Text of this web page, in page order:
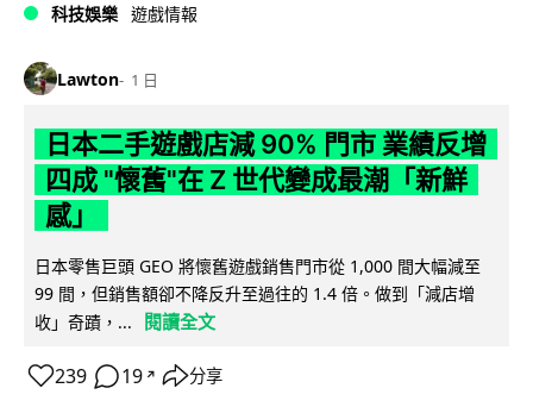
科技娛樂 遊戲情報
Lawton 1 日
日本二手遊戲店減 90% 門市 業績反增
四成 "懷舊"在 Z 世代變成最潮「新鮮
感」
日本零售巨頭 GEO 將懷舊遊戲銷售門市從 1,000 間大幅減至
99 間，但銷售額卻不降反升至過往的 1.4 倍。做到「減店增
收」奇蹟，...
閱讀全文
239 19 ↗ 分享